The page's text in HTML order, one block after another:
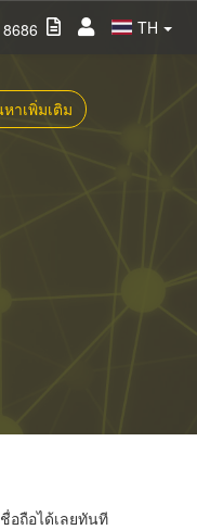
TH
าเพิ่มเติม
อถือได้เลยทันที